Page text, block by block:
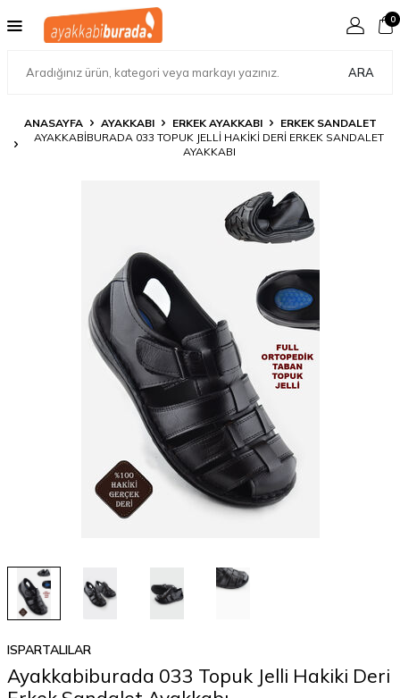
ARA
0
ANASAYFA AYAKKABI ERKEK AYAKKABI
ERKEK SANDALET
AYAKKABIBURADA 033 TOPUK JELLI HAKIKI DERI ERKEK SANDALET
AYAKKABI
ISPARTALILAR
Ayakkabiburada 033 Topuk Jelli Hakiki Deri